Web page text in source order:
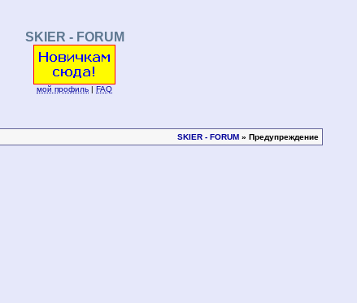
SKIER - FORUM
мой профиль | FAQ
SKIER - FORUM» Предупреждение